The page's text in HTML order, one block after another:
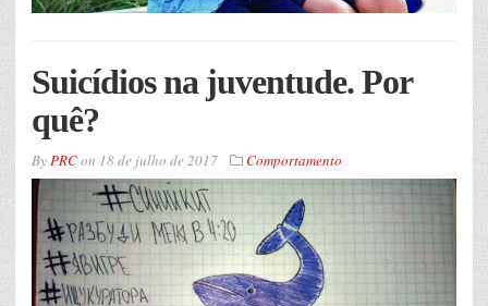
Suicídios na juventude. Por
quê?
ByPRCon 18 de julho de 2017 Comportamento